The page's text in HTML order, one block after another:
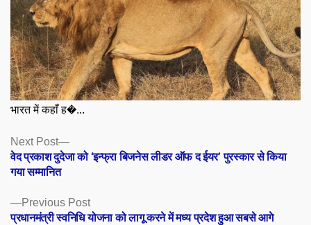
भारत में कहाँ ह�...
Posts
navigation
Previous PostPrevious
post:
प्रधानमंत्री स्वनिधि योजना को लागू करने में मध्य प्रदेश हुआ सबसे आगे
Next Post
Next
post:
वेद प्रकाश दुदेजा को ‘इन्फ्रा बिजनेस लीडर ऑफ द ईयर’ पुरस्कार से किया
गया सम्मानित